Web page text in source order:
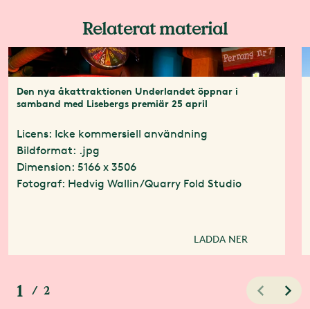
Relaterat material
Den nya åkattraktionen Underlandet öppnar i
samband med Lisebergs premiär 25 april
Licens: Icke kommersiell användning
Bildformat: .jpg
Dimension: 5166 x 3506
Fotograf: Hedvig Wallin/Quarry Fold Studio
LADDA NER
1 / 2